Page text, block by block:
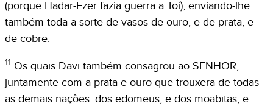
(porque Hadar-Ezer fazia guerra a Toí), enviando-lhe
também toda a sorte de vasos de ouro, e de prata, e
de cobre.
11 Os quais Davi também consagrou ao SENHOR,
juntamente com a prata e ouro que trouxera de todas
as demais nações: dos edomeus, e dos moabitas, e